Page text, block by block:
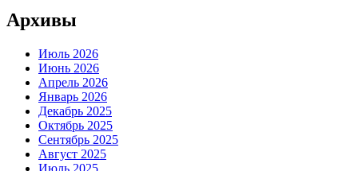
Архивы
Июль 2026
Июнь 2026
Апрель 2026
Январь 2026
Декабрь 2025
Октябрь 2025
Сентябрь 2025
Август 2025
Июль 2025